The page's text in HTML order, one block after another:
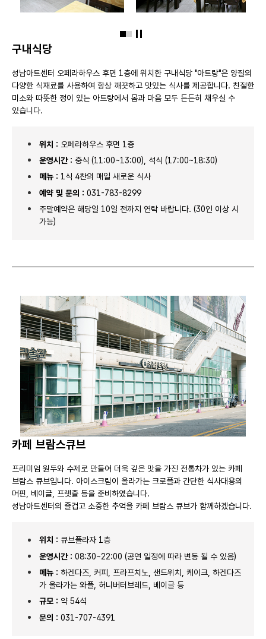
구내식당
성남아트센터 오페라하우스 후면 1층에 위치한 구내식당 "아트랑"은 양질의
다양한 식재료를 사용하여 항상 깨끗하고 맛있는 식사를 제공합니다. 친절한
미소와 따뜻한 정이 있는 아트랑에서 몸과 마음 모두 든든히 채우실 수
있습니다.
위치 : 오페라하우스 후면 1층
운영시간 : 중식 (11:00~13:00), 석식 (17:00~18:30)
메뉴 : 1식 4찬의 매일 새로운 식사
예약 및 문의 : 031-783-8299
주말예약은 해당일 10일 전까지 연락 바랍니다. (30인 이상 시
가능)
카페 브람스큐브
프리미엄 원두와 수제로 만들어 더욱 깊은 맛을 가진 전통차가 있는 카페
브람스 큐브입니다. 아이스크림이 올라가는 크로플과 간단한 식사대용의
머핀, 베이글, 프렛즐 등을 준비하였습니다.
성남아트센터의 즐겁고 소중한 추억을 카페 브람스 큐브가 함께하겠습니다.
위치 : 큐브플라자 1층
운영시간 : 08:30~22:00 (공연 일정에 따라 변동 될 수 있음)
메뉴 : 하겐다즈, 커피, 프라프치노, 샌드위치, 케이크, 하겐다즈
가 올라가는 와플, 허니버터브레드, 베이글 등
규모 : 약 54석
문의 : 031-707-4391